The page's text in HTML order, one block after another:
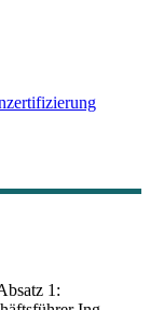
1: